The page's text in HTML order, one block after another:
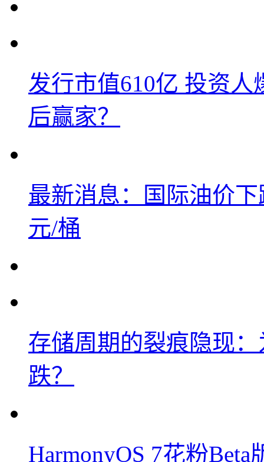
发行市值610亿 投资
后赢家？
最新消息：国际油价
元/桶
存储周期的裂痕隐现
跌？
HarmonyOS 7花粉